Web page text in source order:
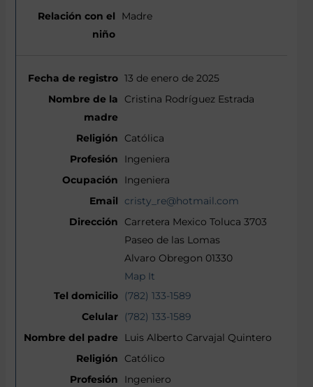
Madre
13 de enero de 2025
Cristina Rodríguez Estrada
Católica
Ingeniera
Ingeniera
cristy_re@hotmail.com
Carretera Mexico Toluca 3703
Paseo de las Lomas
Alvaro Obregon 01330
Map It
(782) 133-1589
(782) 133-1589
Luis Alberto Carvajal Quintero
Católico
Ingeniero